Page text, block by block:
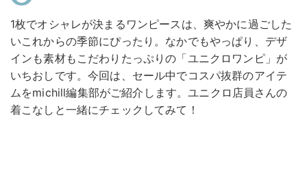
1枚でオシャレが決まるワンピースは、爽やかに過ごした
いこれからの季節にぴったり。なかでもやっぱり、デザ
インも素材もこだわりたっぷりの「ユニクロワンピ」が
いちおしです。今回は、セール中でコスパ抜群のアイテ
ムをmichill編集部がご紹介します。ユニクロ店員さんの
着こなしと一緒にチェックしてみて！